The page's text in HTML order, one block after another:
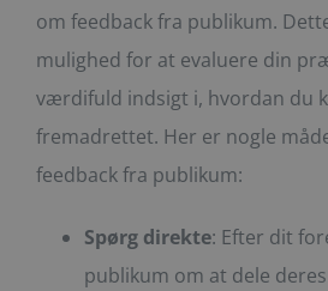
om feedback fra publikum.
mulighed for at evaluere din
værdifuld indsigt i, hvordan du
fremadrettet. Her er nogle
feedback fra publikum:
Spørg direkte: Efter dit
publikum om at dele